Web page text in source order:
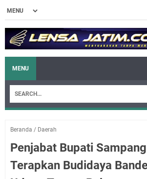
MENU
Beranda / Daerah
Penjabat Bupati
Terapkan Budidaya